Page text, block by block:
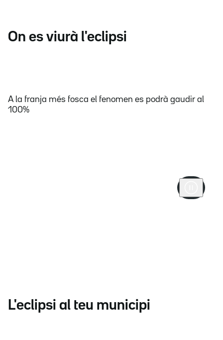
On es viurà l'eclipsi
A la franja més fosca el fenomen es podrà gaudir al
100%
L'eclipsi al teu municipi